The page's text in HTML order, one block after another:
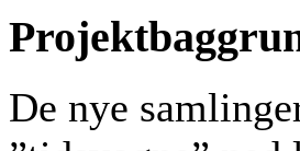
De nye